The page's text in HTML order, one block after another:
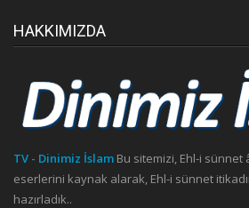
HAKKIMIZDA
TV - Dinimiz İslam Bu sitemizi, Ehl-i sünnet
eserlerini kaynak alarak, Ehl-i sünnet
hazırladık..